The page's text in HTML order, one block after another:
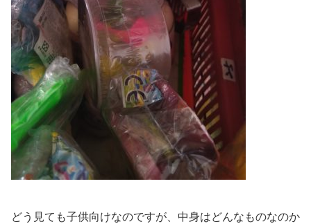
どう見ても子供向けなのですが、中身はどんなものなのか